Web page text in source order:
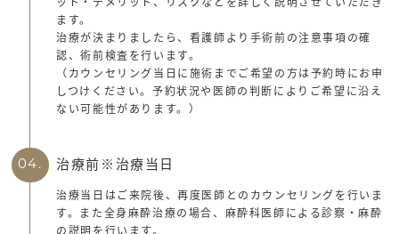
ます。
治療が決まりましたら、看護師より手術前の注意事項の確
認、術前検査を行います。
（カウンセリング当日に施術までご希望の方は予約時にお申
しつけください。予約状況や医師の判断によりご希望に沿え
ない可能性があります。）
04. 治療前※治療当日
治療当日はご来院後、再度医師とのカウンセリングを行いま
す。また全身麻酔治療の場合、麻酔科医師による診察・麻酔
の説明を行います。